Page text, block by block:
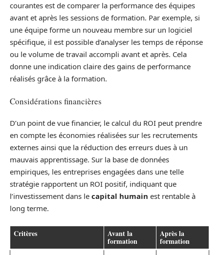
courantes est de comparer la performance des équipes
avant et après les sessions de formation. Par exemple, si
une équipe forme un nouveau membre sur un logiciel
spécifique, il est possible d’analyser les temps de réponse
ou le volume de travail accompli avant et après. Cela
donne une indication claire des gains de performance
réalisés grâce à la formation.
Considérations financières
D’un point de vue financier, le calcul du ROI peut prendre
en compte les économies réalisées sur les recrutements
externes ainsi que la réduction des erreurs dues à un
mauvais apprentissage. Sur la base de données
empiriques, les entreprises engagées dans une telle
stratégie rapportent un ROI positif, indiquant que
l’investissement dans le capital humain est rentable à
long terme.
Critères Avant la
formation
Après la
formation